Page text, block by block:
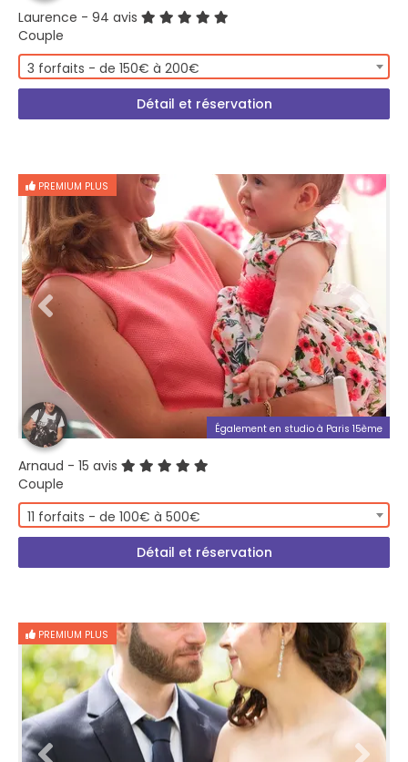
Laurence - 94 avis
Couple
3 forfaits - de 150€ à 200€
Détail et réservation
PREMIUM PLUS
Également en studio à Paris 15ème
Arnaud - 15 avis
Couple
11 forfaits - de 100€ à 500€
Détail et réservation
PREMIUM PLUS